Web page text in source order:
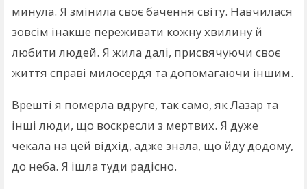
минула. Я змінила своє бачення світу. Навчилася
зовсім інакше переживати кожну хвилину й
любити людей. Я жила далі, присвячуючи своє
життя справі милосердя та допомагаючи іншим.
Врешті я померла вдруге, так само, як Лазар та
інші люди, що воскресли з мертвих. Я дуже
чекала на цей відхід, адже знала, що йду додому,
до неба. Я ішла туди радісно.